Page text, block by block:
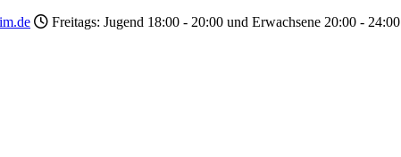
Freitags: Jugend 18:00 - 20:00 und Erwachsene 20:00 - 24:00